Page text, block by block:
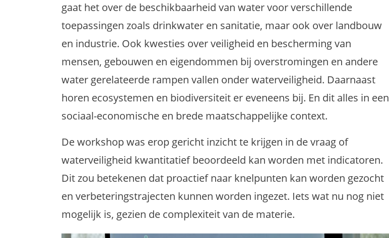
gaat het over de beschikbaarheid van water voor verschillende
toepassingen zoals drinkwater en sanitatie, maar ook over landbouw
en industrie. Ook kwesties over veiligheid en bescherming van
mensen, gebouwen en eigendommen bij overstromingen en andere
water gerelateerde rampen vallen onder waterveiligheid. Daarnaast
horen ecosystemen en biodiversiteit er eveneens bij. En dit alles in een
sociaal-economische en brede maatschappelijke context.
De workshop was erop gericht inzicht te krijgen in de vraag of
waterveiligheid kwantitatief beoordeeld kan worden met indicatoren.
Dit zou betekenen dat proactief naar knelpunten kan worden gezocht
en verbeteringstrajecten kunnen worden ingezet. Iets wat nu nog niet
mogelijk is, gezien de complexiteit van de materie.